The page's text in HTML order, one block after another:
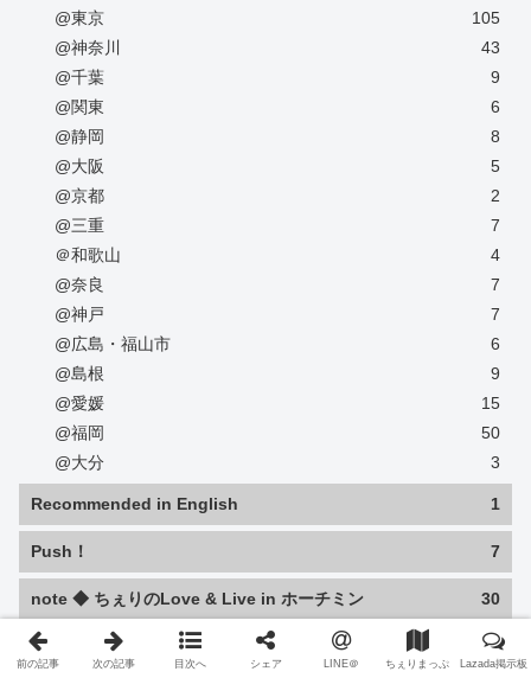
@東京
105
@神奈川
43
@千葉
9
@関東
6
@静岡
8
@大阪
5
@京都
2
@三重
7
＠和歌山
4
@奈良
7
@神戸
7
@広島・福山市
6
@島根
9
@愛媛
15
@福岡
50
@大分
3
Recommended in English 1
Push！ 7
note ◆ ちぇりのLove & Live in ホーチミン 30
ちぇりまっぷ 限定記事 230
前の記事 次の記事 目次へ シェア LINE＠ ちぇりまっぷ Lazada掲示板